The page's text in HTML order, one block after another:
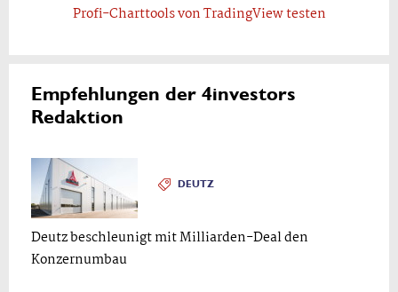
Profi-Charttools von TradingView testen
Empfehlungen der 4investors
Redaktion
DEUTZ
Deutz beschleunigt mit Milliarden-Deal den
Konzernumbau